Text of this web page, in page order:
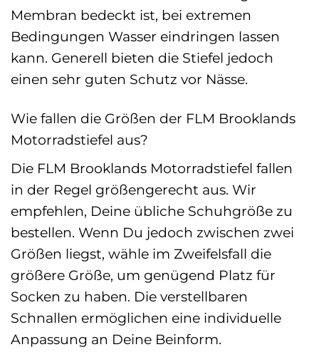
Membran bedeckt ist, bei extremen
Bedingungen Wasser eindringen lassen
kann. Generell bieten die Stiefel jedoch
einen sehr guten Schutz vor Nässe.
Wie fallen die Größen der FLM Brooklands
Motorradstiefel aus?
Die FLM Brooklands Motorradstiefel fallen
in der Regel größengerecht aus. Wir
empfehlen, Deine übliche Schuhgröße zu
bestellen. Wenn Du jedoch zwischen zwei
Größen liegst, wähle im Zweifelsfall die
größere Größe, um genügend Platz für
Socken zu haben. Die verstellbaren
Schnallen ermöglichen eine individuelle
Anpassung an Deine Beinform.